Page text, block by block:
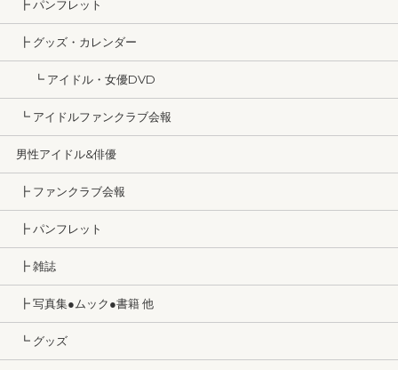
┣ パンフレット
┣ グッズ・カレンダー
┗ アイドル・女優DVD
┗ アイドルファンクラブ会報
男性アイドル&俳優
┣ ファンクラブ会報
┣ パンフレット
┣ 雑誌
┣ 写真集●ムック●書籍 他
┗ グッズ